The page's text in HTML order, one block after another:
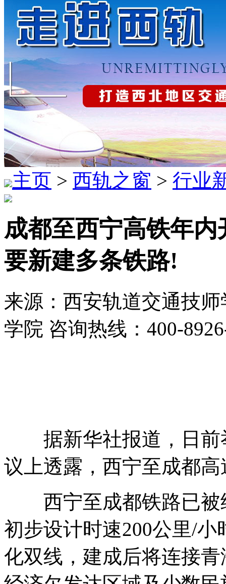
主页 > 西轨之窗 > 行业
成都至西宁高铁年
要新建多条铁路!
来源：西安轨道交通技
学院 咨询热线：400-
据新华社报道，日前
议上透露，西宁至成都
西宁至成都铁路已被
初步设计时速200公里/
化双线，建成后将连接